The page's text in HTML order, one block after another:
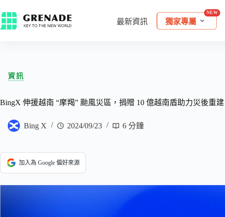
最新資訊 獨家專屬
資訊
BingX 伸援越南 “摩羯” 颱風災區，捐贈 10 億越南盾助力災後重建
Bing X 2024/09/23 6 分鐘
加入為 Google 偏好來源